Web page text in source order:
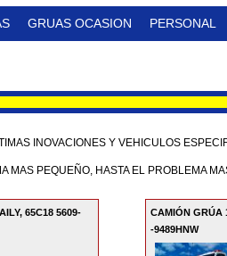
GRUAS OCASION PERSONAL
INOVACIONES Y VEHICULOS
PEQUEÑO, HASTA EL PROBLEMA
65C18 5609-
CAMIÓN GRÚA
-9489HNW